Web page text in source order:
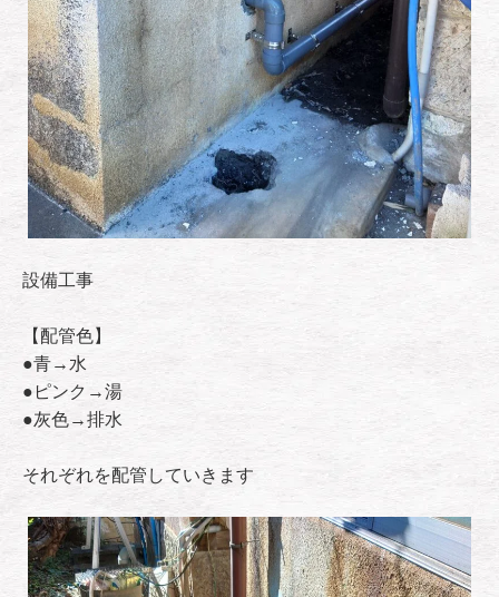
設備工事
【配管色】
●青→水
●ピンク→湯
●灰色→排水
それぞれを配管していきます